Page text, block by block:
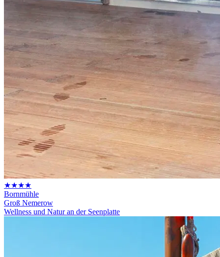
★★★★
Bornmühle
Groß Nemerow
Wellness und Natur an der Seenplatte